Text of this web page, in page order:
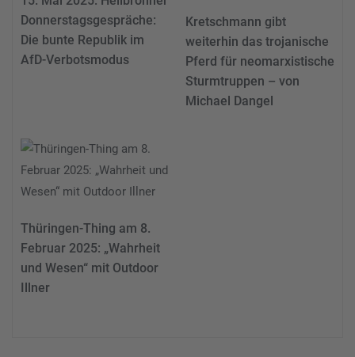
Donnerstagsgespräche:
Die bunte Republik im
AfD-Verbotsmodus
Kretschmann gibt
weiterhin das trojanische
Pferd für neomarxistische
Sturmtruppen – von
Michael Dangel
Thüringen-Thing am 8.
Februar 2025: „Wahrheit
und Wesen“ mit Outdoor
Illner